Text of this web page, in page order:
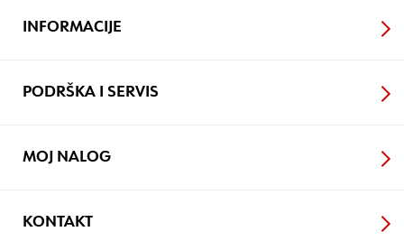
INFORMACIJE
PODRŠKA I SERVIS
MOJ NALOG
KONTAKT